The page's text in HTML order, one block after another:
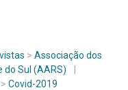
>Associação dos
do Sul (AARS)
|
>Covid-2019